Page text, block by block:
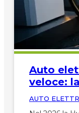
Auto
veloce:
AUTO